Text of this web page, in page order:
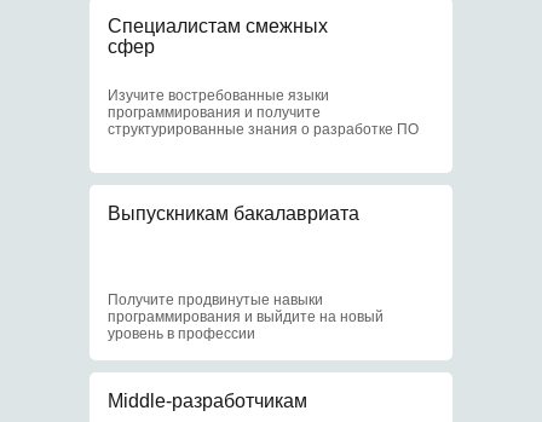
Выпускникам бакалавриата
Получите продвинутые навыки
программирования и выйдите на новый
уровень в профессии
Специалистам смежных
сфер
Изучите востребованные языки
программирования и получите
структурированные знания о разработке ПО
Middle-разработчикам
Отсрочка
от армии
Доступ к научным